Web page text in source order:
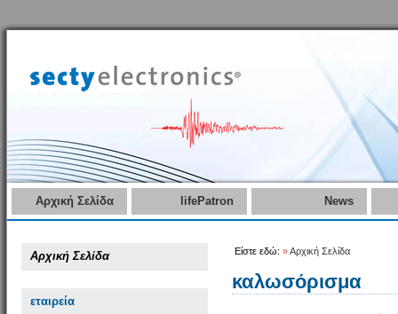
Αρχική Σελίδα lifePatron News
Αρχική Σελίδα
εταιρεία
Είστε εδώ: »Αρχική Σελίδα
καλωσόρισμα